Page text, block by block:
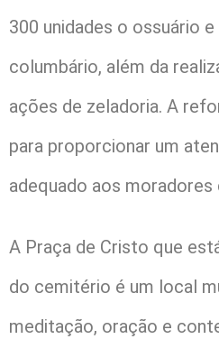
300 unidades o ossuário
columbário, além da
ações de zeladoria. A
para proporcionar um
adequado aos moradores
A Praça de Cristo que
do cemitério é um local
meditação, oração e